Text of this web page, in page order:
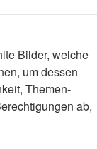
Bilder, welche
um dessen
Themen-
ab,